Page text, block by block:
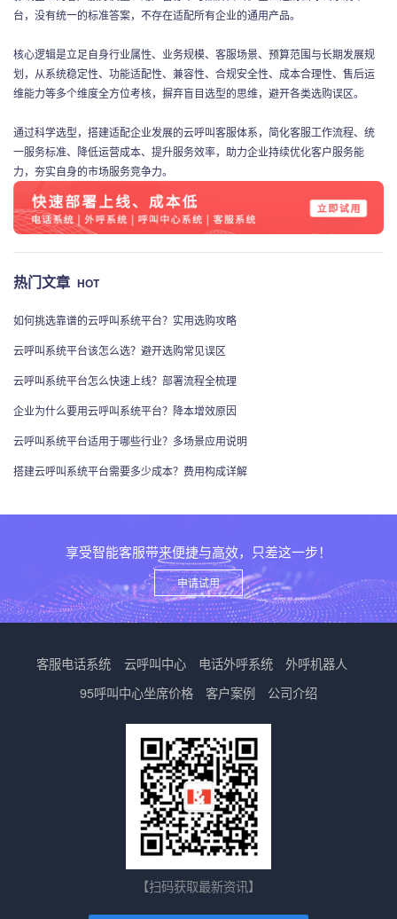
台，没有统一的标准答案，不存在适配所有企业的通用产品。
核心逻辑是立足自身行业属性、业务规模、客服场景、预算范围与长期发展规
划，从系统稳定性、功能适配性、兼容性、合规安全性、成本合理性、售后运
维能力等多个维度全方位考核，摒弃盲目选型的思维，避开各类选购误区。
通过科学选型，搭建适配企业发展的云呼叫客服体系，简化客服工作流程、统
一服务标准、降低运营成本、提升服务效率，助力企业持续优化客户服务能
力，夯实自身的市场服务竞争力。
热门文章 HOT
如何挑选靠谱的云呼叫系统平台？实用选购攻略
云呼叫系统平台该怎么选？避开选购常见误区
云呼叫系统平台怎么快速上线？部署流程全梳理
企业为什么要用云呼叫系统平台？降本增效原因
云呼叫系统平台适用于哪些行业？多场景应用说明
搭建云呼叫系统平台需要多少成本？费用构成详解
享受智能客服带来便捷与高效，只差这一步！
申请试用
客服电话系统 云呼叫中心 电话外呼系统
外呼机器人
95呼叫中心坐席价格 客户案例 公司介绍
【扫码获取最新资讯】